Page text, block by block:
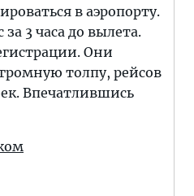
в аэропорту.
3 часа до вылета.
Они
толпу, рейсов
Впечатлившись